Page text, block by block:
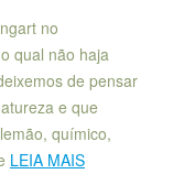
no
qual não haja
de pensar
e que
químico,
LEIA MAIS